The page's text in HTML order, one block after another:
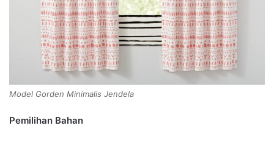
Model Gorden Minimalis Jendela
Pemilihan Bahan